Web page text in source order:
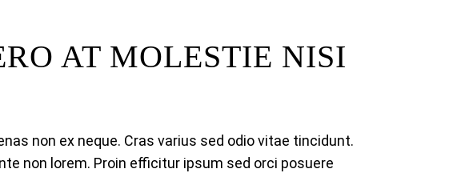
AT MOLESTIE NISI
non ex neque. Cras varius sed odio vitae tincidunt.
non lorem. Proin efficitur ipsum sed orci posuere